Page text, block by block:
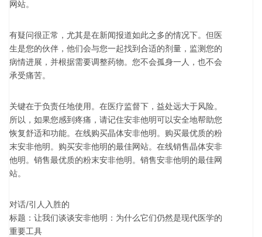
网站。
有疑问很正常，尤其是在新闻报道如此之多的情况下。但医
生是您的伙伴，他们会与您一起找到合适的剂量，监测您的
病情进展，并根据需要调整药物。您不会孤身一人，也不会
承受痛苦。
关键在于负责任地使用。在医疗监督下，益处远大于风险。
所以，如果您感到疼痛，请记住安非他明可以安全地帮助您
恢复舒适和功能。在线购买晶体安非他明。购买最优质的粉
末安非他明。购买安非他明的最佳网站。在线销售晶体安非
他明。销售最优质的粉末安非他明。销售安非他明的最佳网
站。
对话/引人入胜的
标题：让我们谈谈安非他明：为什么它们仍然是现代医学的
重要工具